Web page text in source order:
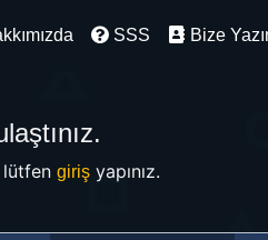
SSS Bize
lütfen girişyapınız.